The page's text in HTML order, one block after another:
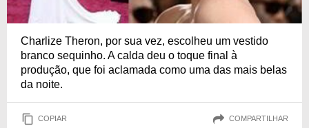
Charlize Theron, por sua vez, escolheu um vestido
branco sequinho. A calda deu o toque final à
produção, que foi aclamada como uma das mais belas
da noite.
COPIAR COMPARTILHAR